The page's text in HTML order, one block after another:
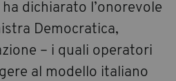
dichiarato l’onorevole
Democratica,
– i quali operatori
al modello italiano